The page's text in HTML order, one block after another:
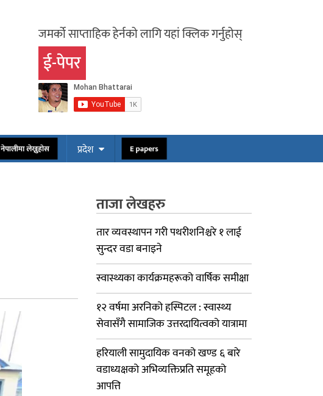
जमर्को साप्ताहिक हेर्नको लागि यहां क्लिक गर्नुहोस्
ई-पेपर
नेपालीमा लेख्नुहोस प्रदेश E papers
ताजा लेखहरु
तार व्यवस्थापन गरी पथरीशनिश्चरे १ लाई
सुन्दर वडा बनाइने
स्वास्थ्यका कार्यक्रमहरूको वार्षिक समीक्षा
१२ वर्षमा अरनिको हस्पिटल : स्वास्थ्य
सेवासँगै सामाजिक उत्तरदायित्वको यात्रामा
हरियाली सामुदायिक वनको खण्ड ६ बारे
वडाध्यक्षको अभिव्यक्तिप्रति समूहको
आपत्ति